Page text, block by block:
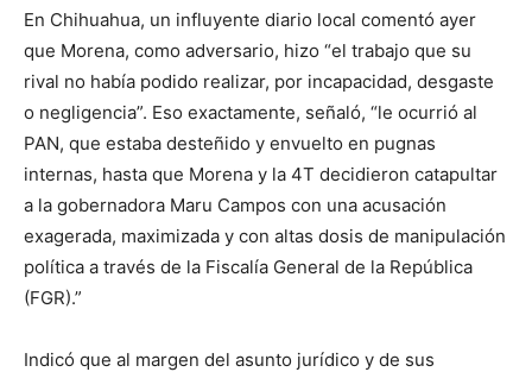
En Chihuahua, un influyente diario local comentó ayer
que Morena, como adversario, hizo “el trabajo que su
rival no había podido realizar, por incapacidad, desgaste
o negligencia”. Eso exactamente, señaló, “le ocurrió al
PAN, que estaba desteñido y envuelto en pugnas
internas, hasta que Morena y la 4T decidieron catapultar
a la gobernadora Maru Campos con una acusación
exagerada, maximizada y con altas dosis de manipulación
política a través de la Fiscalía General de la República
(FGR).”
Indicó que al margen del asunto jurídico y de sus